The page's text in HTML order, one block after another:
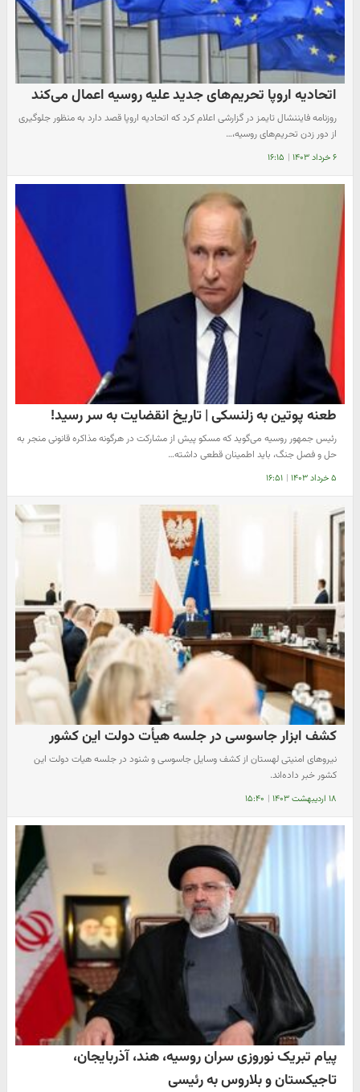
اتحادیه اروپا تحریم‌های جدید علیه روسیه اعمال می‌کند
روزنامه فایننشال تایمز در گزارشی اعلام کرد که اتحادیه اروپا قصد دارد به منظور جلوگیری
از دور زدن تحریم‌های روسیه،…
۶ خرداد ۱۴۰۳ | ۱۶:۱۵
طعنه پوتین به زلنسکی | تاریخ انقضایت به سر رسید!
رئیس جمهور روسیه می‌گوید که مسکو پیش از مشارکت در هرگونه مذاکره قانونی منجر به
حل و فصل جنگ، باید اطمینان قطعی داشته…
۵ خرداد ۱۴۰۳ | ۱۶:۵۱
کشف ابزار جاسوسی در جلسه هیأت دولت این کشور
نیرو‌های امنیتی لهستان از کشف وسایل جاسوسی و شنود در جلسه هیات دولت این
کشور خبر داده‌اند.
۱۸ اردیبهشت ۱۴۰۳ | ۱۵:۴۰
پیام تبریک نوروزی سران روسیه، هند، آذربایجان،
تاجیکستان و بلاروس به رئیسی